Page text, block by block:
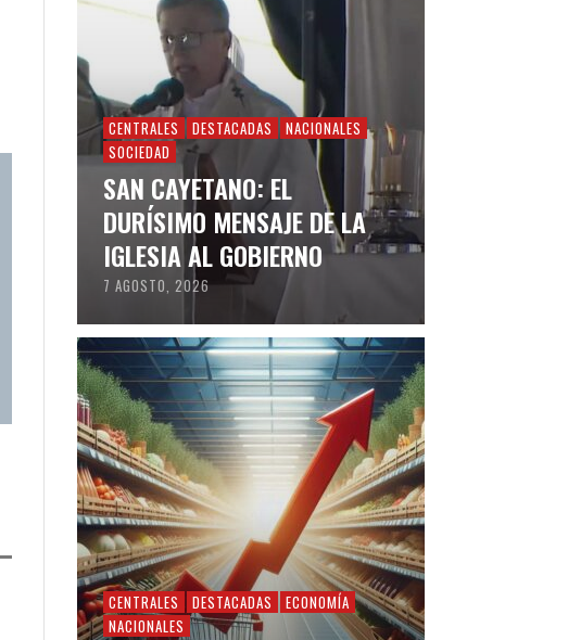
CENTRALES DESTACADAS
NACIONALES
SOCIEDAD
SAN CAYETANO: EL
DURÍSIMO MENSAJE DE LA
IGLESIA AL GOBIERNO
7 AGOSTO, 2026
CENTRALES DESTACADAS
ECONOMÍA
NACIONALES